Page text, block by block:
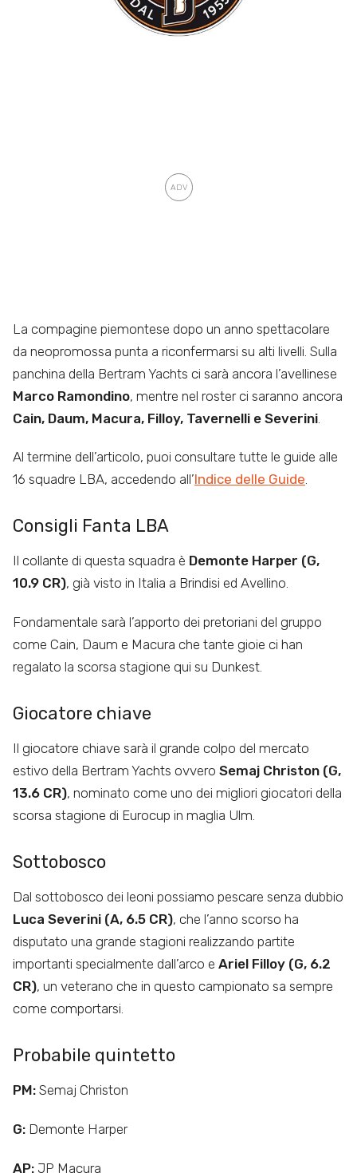
La compagine piemontese dopo un anno spettacolare
da neopromossa punta a riconfermarsi su alti livelli. Sulla
panchina della Bertram Yachts ci sarà ancora l’avellinese
Marco Ramondino, mentre nel roster ci saranno ancora
Cain, Daum, Macura, Filloy, Tavernelli e Severini
Al termine dell’articolo, puoi consultare tutte le guide alle
16 squadre LBA, accedendo all’Indice delle Guide.
Consigli Fanta LBA
Il collante di questa squadra è Demonte Harper (G,
10.9 CR), già visto in Italia a Brindisi ed Avellino.
Fondamentale sarà l’apporto dei pretoriani del gruppo
come Cain, Daum e Macura che tante gioie ci han
regalato la scorsa stagione qui su Dunkest.
Giocatore chiave
Il giocatore chiave sarà il grande colpo del mercato
estivo della Bertram Yachts ovvero Semaj Christon (G,
13.6 CR), nominato come uno dei migliori giocatori della
scorsa stagione di Eurocup in maglia Ulm.
Sottobosco
Dal sottobosco dei leoni possiamo pescare senza dubbio
Luca Severini (A, 6.5 CR), che l’anno scorso ha
disputato una grande stagioni realizzando partite
importanti specialmente dall’arco e Ariel Filloy (G, 6.2
CR), un veterano che in questo campionato sa sempre
come comportarsi.
Probabile quintetto
PM: Semaj Christon
G: Demonte Harper
AP: JP Macura